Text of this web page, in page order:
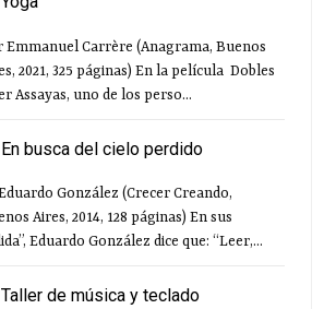
Emmanuel Carrère (Anagrama, Buenos
2021, 325 páginas) En la película Dobles
Assayas, uno de los perso...
En busca del cielo perdido
González (Crecer Creando,
Aires, 2014, 128 páginas) En sus
Eduardo González dice que: “Leer,...
Taller de música y teclado